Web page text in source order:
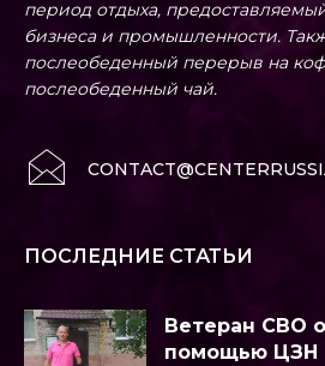
период отдыха,
бизнеса и промышленности.
послеобеденный перерыв на
послеобеденный чай.
ПОСЛЕДНИЕ СТАТЬИ
Ветеран СВО
помощью ЦЗН